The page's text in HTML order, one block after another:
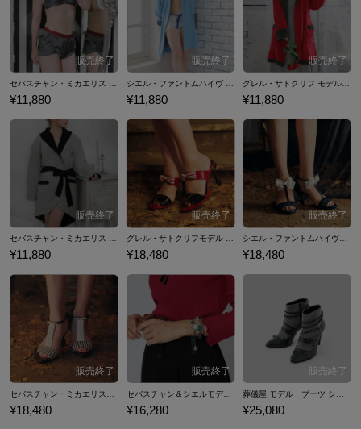
¥11,880 ¥11,880 ¥11,880
セバスチャン・ミカエリス モデル ルームウェア 黒執事
¥11,880
グレル・サトクリフモデル サンダル 黒執事
¥18,480
シエル・ファントムハイヴモデル サンダル 黒執事
¥18,480
¥18,480
セバスチャン＆シエルモデル 腕時計 黒執事
¥16,280 ¥25,080